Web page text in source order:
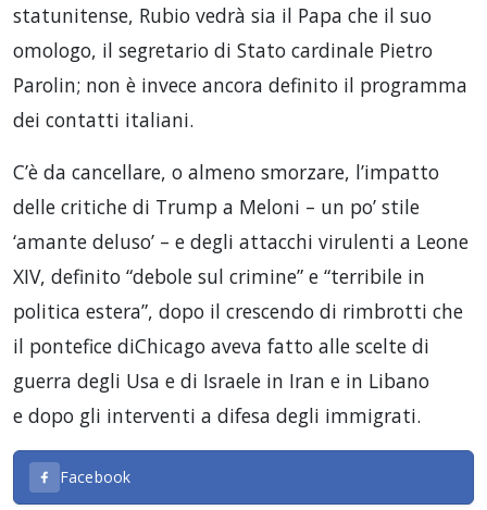
statunitense, Rubio vedrà sia il Papa che il suo
omologo, il segretario di Stato cardinale Pietro
Parolin; non è invece ancora definito il programma
dei contatti italiani.
C’è da cancellare, o almeno smorzare, l’impatto
delle critiche di Trump a Meloni – un po’ stile
‘amante deluso’ – e degli attacchi virulenti a Leone
XIV, definito “debole sul crimine” e “terribile in
politica estera”, dopo il crescendo di rimbrotti che
il pontefice diChicago aveva fatto alle scelte di
guerra degli Usa e di Israele in Iran e in Libano
e dopo gli interventi a difesa degli immigrati.
Facebook